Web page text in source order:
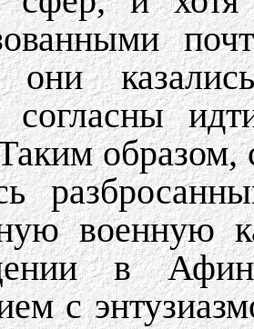
они
согласны
образом,
военную
в
с